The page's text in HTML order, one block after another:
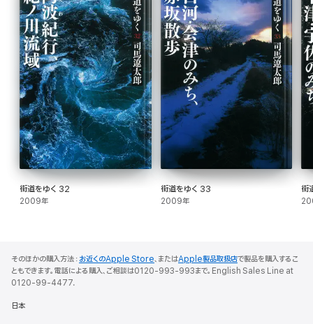
街道をゆく 32
2009年
街道をゆく 33
2009年
街
そのほかの購入方法： お近くのApple Store、またはApple製品取扱店で製品を購入するこ
ともできます。電話による購入、ご相談は0120-993-993まで。English Sales Line at
0120-99-4477.
日本